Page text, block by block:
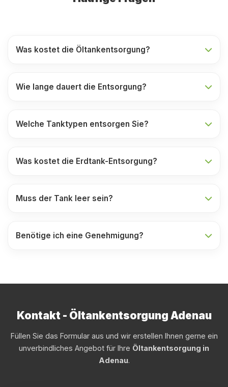
Was kostet die Öltankentsorgung?
Wie lange dauert die Entsorgung?
Welche Tanktypen entsorgen Sie?
Was kostet die Erdtank-Entsorgung?
Muss der Tank leer sein?
Benötige ich eine Genehmigung?
Kontakt - Öltankentsorgung Adenau
Füllen Sie das Formular aus und wir erstellen Ihnen gerne ein
unverbindliches Angebot für Ihre Öltankentsorgung in
Adenau.